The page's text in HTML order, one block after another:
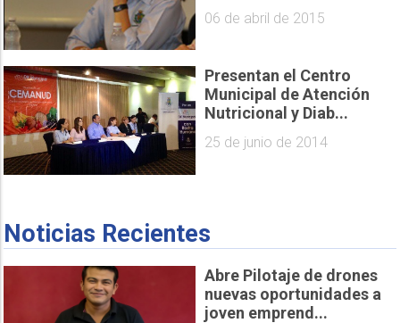
06 de abril de 2015
Presentan el Centro
Municipal de Atención
Nutricional y Diab...
25 de junio de 2014
Noticias Recientes
Abre Pilotaje de drones
nuevas oportunidades a
joven emprend...